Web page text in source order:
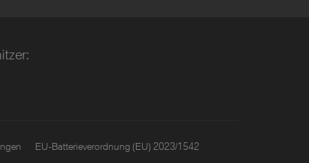
EU-Batterieverordnung (EU) 2023/1542